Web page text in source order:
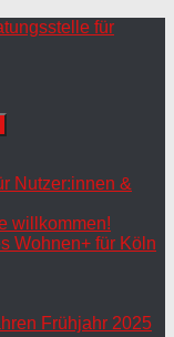
Nutzer:innen &
willkommen!
Wohnen+ für Köln
Frühjahr 2025